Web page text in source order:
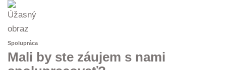
Spolupráca
Mali by ste záujem s nami